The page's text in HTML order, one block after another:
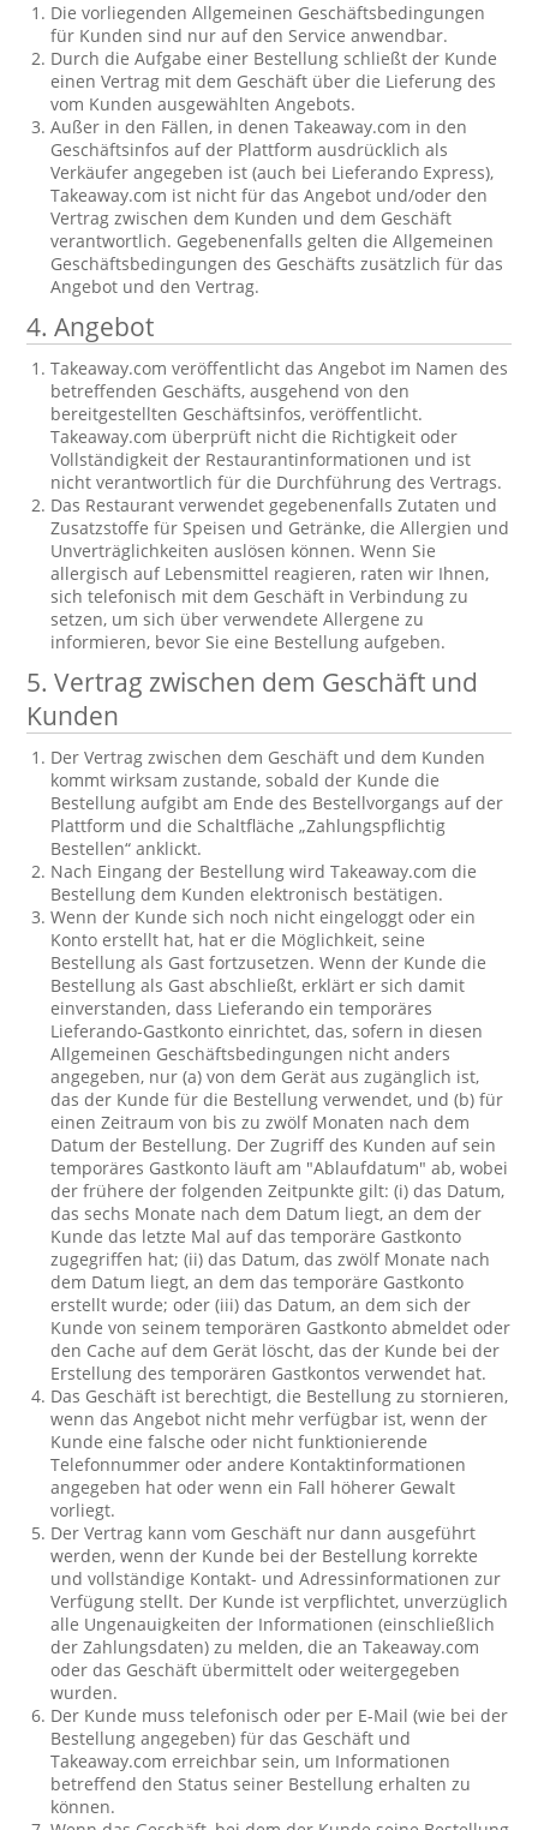
Die vorliegenden Allgemeinen Geschäftsbedingungen
für Kunden sind nur auf den Service anwendbar.
Durch die Aufgabe einer Bestellung schließt der Kunde
einen Vertrag mit dem Geschäft über die Lieferung des
vom Kunden ausgewählten Angebots.
Außer in den Fällen, in denen Takeaway.com in den
Geschäftsinfos auf der Plattform ausdrücklich als
Verkäufer angegeben ist (auch bei Lieferando Express),
Takeaway.com ist nicht für das Angebot und/oder den
Vertrag zwischen dem Kunden und dem Geschäft
verantwortlich. Gegebenenfalls gelten die Allgemeinen
Geschäftsbedingungen des Geschäfts zusätzlich für das
Angebot und den Vertrag.
4. Angebot
Takeaway.com veröffentlicht das Angebot im Namen des
betreffenden Geschäfts, ausgehend von den
bereitgestellten Geschäftsinfos, veröffentlicht.
Takeaway.com überprüft nicht die Richtigkeit oder
Vollständigkeit der Restaurantinformationen und ist
nicht verantwortlich für die Durchführung des Vertrags.
Das Restaurant verwendet gegebenenfalls Zutaten und
Zusatzstoffe für Speisen und Getränke, die Allergien und
Unverträglichkeiten auslösen können. Wenn Sie
allergisch auf Lebensmittel reagieren, raten wir Ihnen,
sich telefonisch mit dem Geschäft in Verbindung zu
setzen, um sich über verwendete Allergene zu
informieren, bevor Sie eine Bestellung aufgeben.
5. Vertrag zwischen dem Geschäft und
Kunden
Der Vertrag zwischen dem Geschäft und dem Kunden
kommt wirksam zustande, sobald der Kunde die
Bestellung aufgibt am Ende des Bestellvorgangs auf der
Plattform und die Schaltfläche „Zahlungspflichtig
Bestellen“ anklickt.
Nach Eingang der Bestellung wird Takeaway.com die
Bestellung dem Kunden elektronisch bestätigen.
Wenn der Kunde sich noch nicht eingeloggt oder ein
Konto erstellt hat, hat er die Möglichkeit, seine
Bestellung als Gast fortzusetzen. Wenn der Kunde die
Bestellung als Gast abschließt, erklärt er sich damit
einverstanden, dass Lieferando ein temporäres
Lieferando-Gastkonto einrichtet, das, sofern in diesen
Allgemeinen Geschäftsbedingungen nicht anders
angegeben, nur (a) von dem Gerät aus zugänglich ist,
das der Kunde für die Bestellung verwendet, und (b) für
einen Zeitraum von bis zu zwölf Monaten nach dem
Datum der Bestellung. Der Zugriff des Kunden auf sein
temporäres Gastkonto läuft am "Ablaufdatum" ab, wobei
der frühere der folgenden Zeitpunkte gilt: (i) das Datum,
das sechs Monate nach dem Datum liegt, an dem der
Kunde das letzte Mal auf das temporäre Gastkonto
zugegriffen hat; (ii) das Datum, das zwölf Monate nach
dem Datum liegt, an dem das temporäre Gastkonto
erstellt wurde; oder (iii) das Datum, an dem sich der
Kunde von seinem temporären Gastkonto abmeldet oder
den Cache auf dem Gerät löscht, das der Kunde bei der
Erstellung des temporären Gastkontos verwendet hat.
Das Geschäft ist berechtigt, die Bestellung zu stornieren,
wenn das Angebot nicht mehr verfügbar ist, wenn der
Kunde eine falsche oder nicht funktionierende
Telefonnummer oder andere Kontaktinformationen
angegeben hat oder wenn ein Fall höherer Gewalt
vorliegt.
Der Vertrag kann vom Geschäft nur dann ausgeführt
werden, wenn der Kunde bei der Bestellung korrekte
und vollständige Kontakt- und Adressinformationen zur
Verfügung stellt. Der Kunde ist verpflichtet, unverzüglich
alle Ungenauigkeiten der Informationen (einschließlich
der Zahlungsdaten) zu melden, die an Takeaway.com
oder das Geschäft übermittelt oder weitergegeben
wurden.
Der Kunde muss telefonisch oder per E-Mail (wie bei der
Bestellung angegeben) für das Geschäft und
Takeaway.com erreichbar sein, um Informationen
betreffend den Status seiner Bestellung erhalten zu
können.